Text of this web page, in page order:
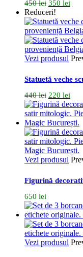
450lei Prețul
inițial
a
fost:
450 lei.
350 lei
Reduceri!
Vezi produsul
Statuetă veche
440lei Prețul
inițial
a
fost:
440 lei.
220 lei
220
Vezi produsul
Figurină
650 lei
Vezi produsul